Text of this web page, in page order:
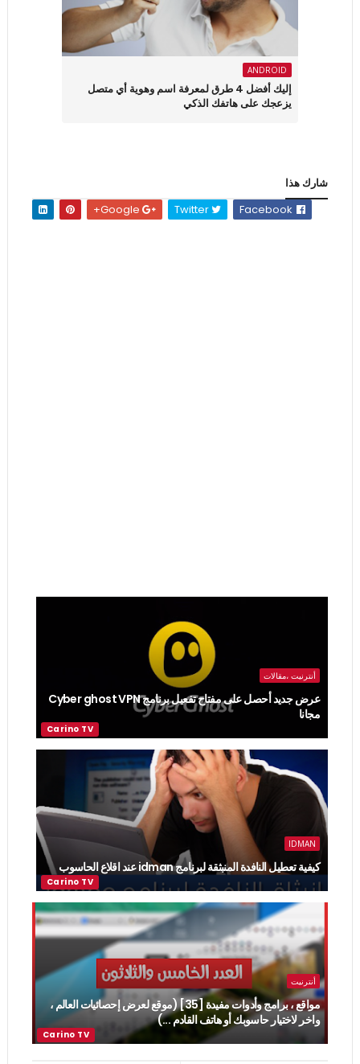
ANDROID
إليك أفضل 4 طرق لمعرفة اسم وهوية أي متصل
يزعجك على هاتفك الذكي
شارك هذا
Twitter
أنترنيت ،مقالات
عرض جديد أحصل على مفتاح تفعيل برنامج Cyber ghost VPN
مجانا
IDMAN
كيفية تعطيل النافدة المنبثقة لبرنامج idman عند اقلاع الحاسوب
أنترنيت
مواقع ، برامج وأدوات مفيدة [35] (موقع لعرض إحصائيات العالم ،
واخر لاختيار حاسوبك أو هاتف القادم ...)